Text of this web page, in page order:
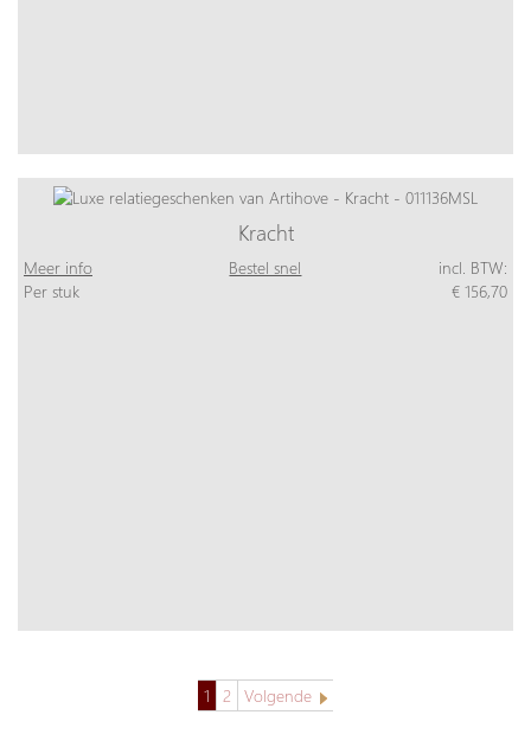
Kracht
Meer info Bestel snel
incl. BTW:
Per stuk
€ 156,70
1 2 Volgende